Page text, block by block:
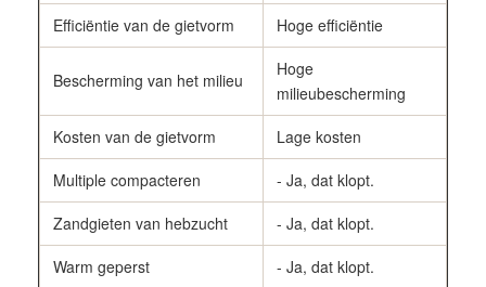
Efficiëntie van de gietvorm
Hoge efficiëntie
Bescherming van het milieu
Hoge
milieubescherming
Kosten van de gietvorm
Lage kosten
Multiple compacteren
- Ja, dat klopt.
Zandgieten van hebzucht
- Ja, dat klopt.
Warm geperst
- Ja, dat klopt.